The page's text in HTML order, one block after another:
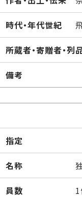
時代・年代世紀
所蔵者・寄贈者・列
備考
指定
名称
員数